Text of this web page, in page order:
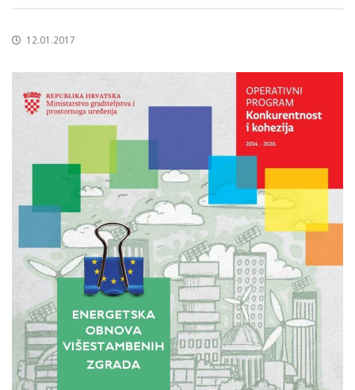
12.01.2017